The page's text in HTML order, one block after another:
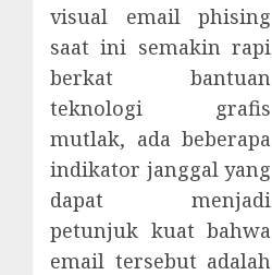
visual email phising
saat ini semakin rapi
berkat bantuan
teknologi grafis
mutlak, ada beberapa
indikator janggal yang
dapat menjadi
petunjuk kuat bahwa
email tersebut adalah